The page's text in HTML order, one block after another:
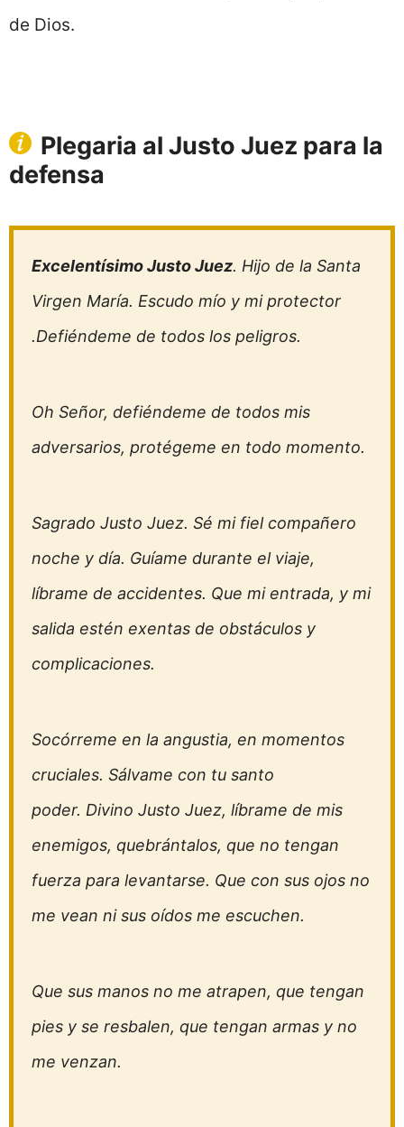
de Dios.
Plegaria al Justo Juez para la
defensa
Excelentísimo Justo Juez. Hijo de la Santa
Virgen María. Escudo mío y mi protector
.Defiéndeme de todos los peligros.
Oh Señor, defiéndeme de todos mis
adversarios, protégeme en todo momento.
Sagrado Justo Juez. Sé mi fiel compañero
noche y día. Guíame durante el viaje,
líbrame de accidentes. Que mi entrada, y mi
salida estén exentas de obstáculos y
complicaciones.
Socórreme en la angustia, en momentos
cruciales. Sálvame con tu santo
poder. Divino Justo Juez, líbrame de mis
enemigos, quebrántalos, que no tengan
fuerza para levantarse. Que con sus ojos no
me vean ni sus oídos me escuchen.
Que sus manos no me atrapen, que tengan
pies y se resbalen, que tengan armas y no
me venzan.